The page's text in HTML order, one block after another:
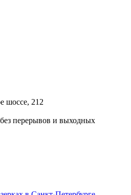
шоссе, 212
перерывов и выходных